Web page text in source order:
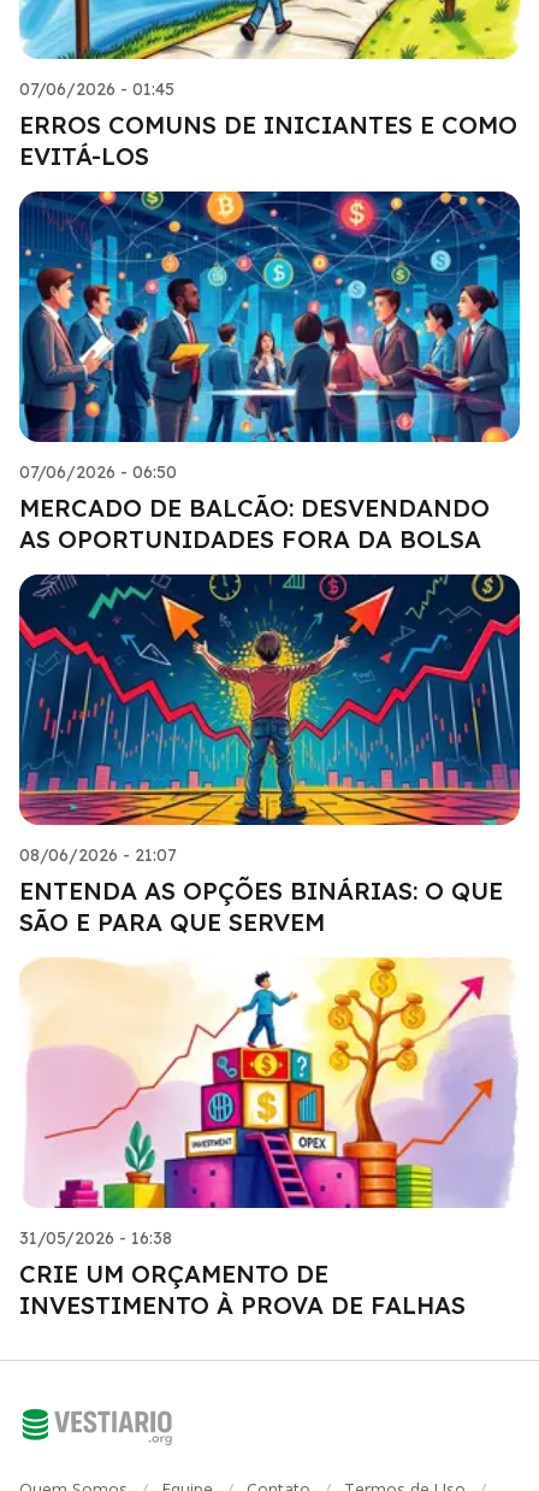
07/06/2026 - 01:45
ERROS COMUNS DE INICIANTES E COMO
EVITÁ-LOS
07/06/2026 - 06:50
MERCADO DE BALCÃO: DESVENDANDO
AS OPORTUNIDADES FORA DA BOLSA
08/06/2026 - 21:07
ENTENDA AS OPÇÕES BINÁRIAS: O QUE
SÃO E PARA QUE SERVEM
31/05/2026 - 16:38
CRIE UM ORÇAMENTO DE
INVESTIMENTO À PROVA DE FALHAS